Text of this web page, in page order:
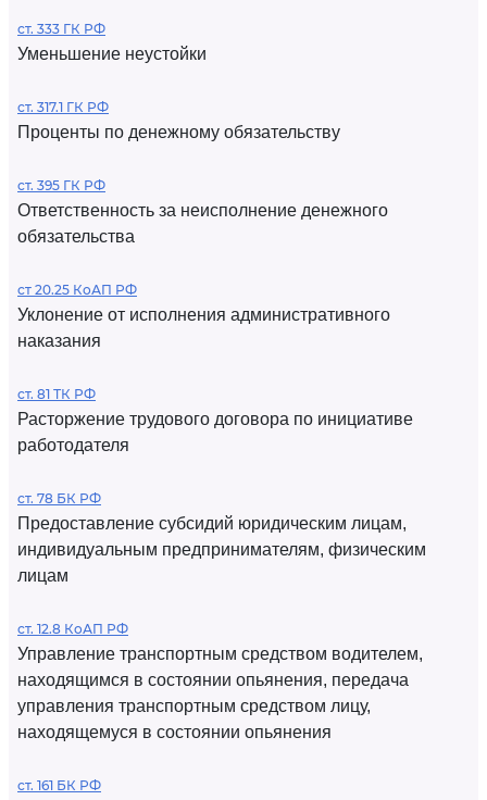
ст. 333 ГК РФ
Уменьшение неустойки
ст. 317.1 ГК РФ
Проценты по денежному обязательству
ст. 395 ГК РФ
Ответственность за неисполнение денежного
обязательства
ст 20.25 КоАП РФ
Уклонение от исполнения административного
наказания
ст. 81 ТК РФ
Расторжение трудового договора по инициативе
работодателя
ст. 78 БК РФ
Предоставление субсидий юридическим лицам,
индивидуальным предпринимателям, физическим
лицам
ст. 12.8 КоАП РФ
Управление транспортным средством водителем,
находящимся в состоянии опьянения, передача
управления транспортным средством лицу,
находящемуся в состоянии опьянения
ст. 161 БК РФ